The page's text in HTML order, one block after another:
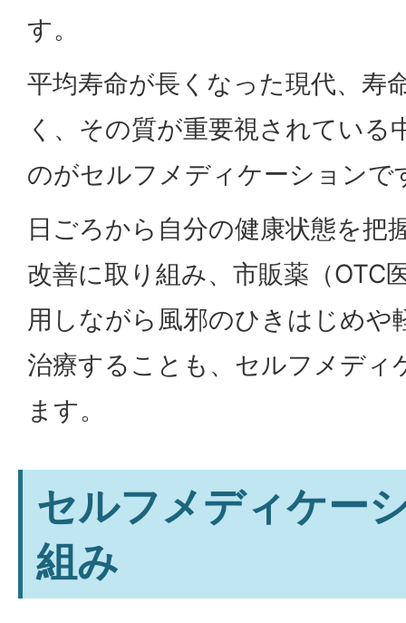
す。
平均寿命が長くなった現代、寿
く、その質が重要視されている
のがセルフメディケーションで
日ごろから自分の健康状態を把
改善に取り組み、市販薬（OTC
用しながら風邪のひきはじめや
治療することも、セルフメディ
ます。
セルフメディケー
組み